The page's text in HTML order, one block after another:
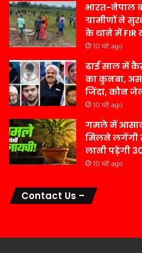
भारत-नेपाल
ग्रामीणों ने
के थाने में FIR
10 घंटे ago
ढाई साल में
का कुनबा,
जिंदा, कौन
10 घंटे ago
गमले में
मिलने लगेंगी
लानी पड़ेगी
10 घंटे ago
Contact Us –